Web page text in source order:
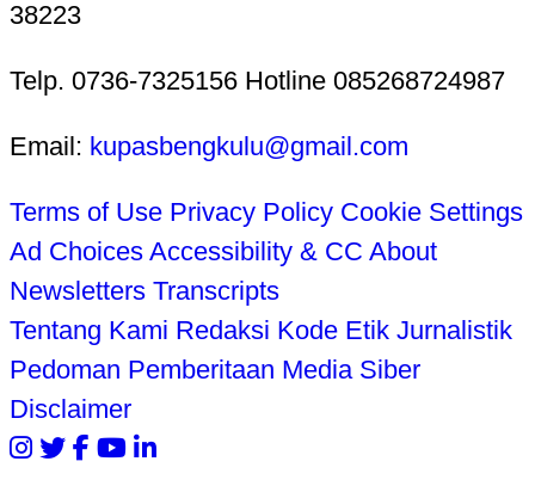
38223
Telp. 0736-7325156 Hotline 085268724987
Email: kupasbengkulu@gmail.com
Terms of Use Privacy Policy Cookie Settings
Ad Choices Accessibility & CC About
Newsletters Transcripts
Tentang Kami Redaksi Kode Etik Jurnalistik
Pedoman Pemberitaan Media Siber
Disclaimer